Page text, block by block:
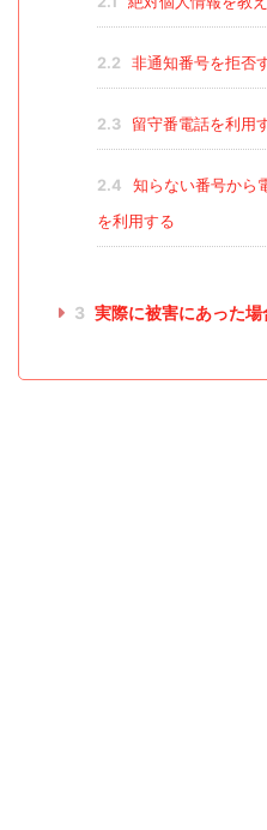
2.2 非通知番号を拒否
2.3 留守番電話を利用
2.4
知らない番号から
を利用する
3 実際に被害にあった